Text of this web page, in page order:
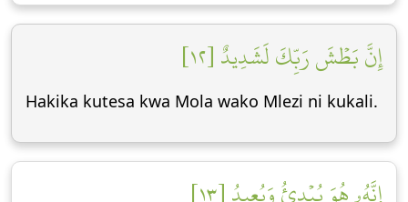
إِنَّ بَطۡشَ رَبِّكَ لَشَدِيدٌ [١٢]
Hakika kutesa kwa Mola wako Mlezi ni kukali.